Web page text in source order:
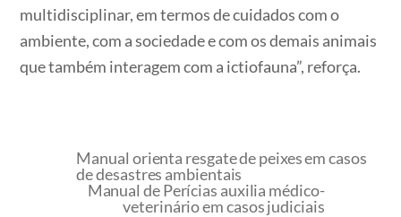
multidisciplinar, em termos de cuidados com o
ambiente, com a sociedade e com os demais animais
que também interagem com a ictiofauna”, reforça.
Manual orienta resgate de peixes em casos
de desastres ambientais
Manual de Perícias auxilia médico-
veterinário em casos judiciais